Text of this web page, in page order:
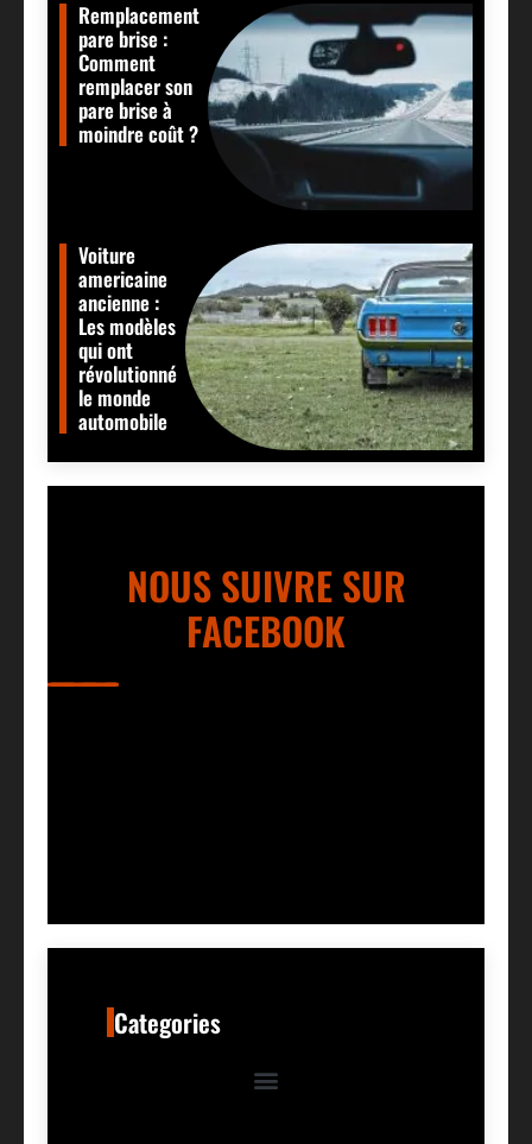
Remplacement
pare brise :
Comment
remplacer son
pare brise à
moindre coût ?
Voiture
americaine
ancienne :
Les modèles
qui ont
révolutionné
le monde
automobile
NOUS SUIVRE SUR
FACEBOOK
Categories